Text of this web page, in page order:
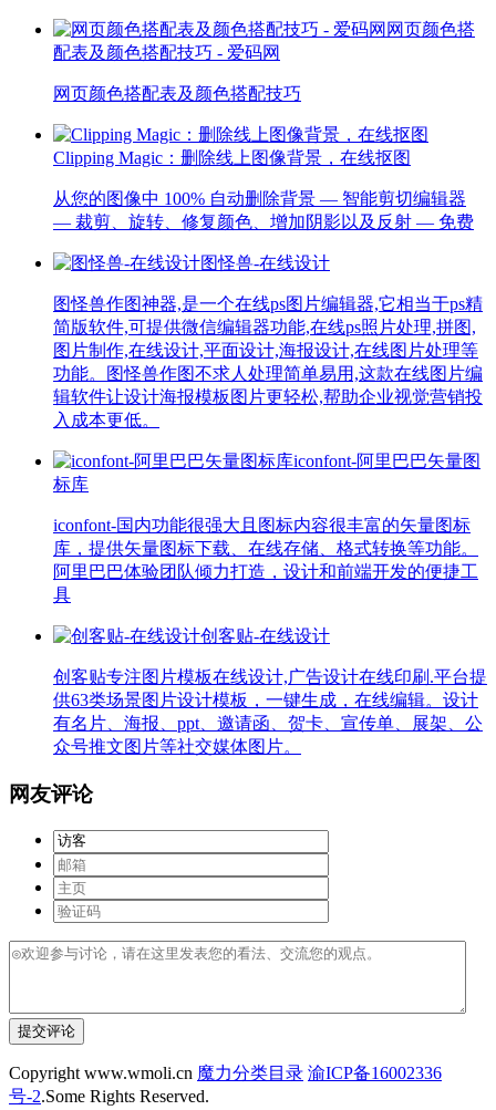
网页颜色搭
配表及颜色搭配技巧 - 爱码网
网页颜色搭配表及颜色搭配技巧
Clipping Magic：删除线上图像背景，在线抠图
从您的图像中 100% 自动删除背景 — 智能剪切编辑器
— 裁剪、旋转、修复颜色、增加阴影以及反射 — 免费
图怪兽-在线设计
图怪兽作图神器,是一个在线ps图片编辑器,它相当于ps精
简版软件,可提供微信编辑器功能,在线ps照片处理,拼图,
图片制作,在线设计,平面设计,海报设计,在线图片处理等
功能。图怪兽作图不求人处理简单易用,这款在线图片编
辑软件让设计海报模板图片更轻松,帮助企业视觉营销投
入成本更低。
iconfont-阿里巴巴矢量图
标库
iconfont-国内功能很强大且图标内容很丰富的矢量图标
库，提供矢量图标下载、在线存储、格式转换等功能。
阿里巴巴体验团队倾力打造，设计和前端开发的便捷工
具
创客贴-在线设计
创客贴专注图片模板在线设计,广告设计在线印刷.平台提
供63类场景图片设计模板，一键生成，在线编辑。设计
有名片、海报、ppt、邀请函、贺卡、宣传单、展架、公
众号推文图片等社交媒体图片。
网友评论
提交评论
Copyright www.wmoli.cn 魔力分类目录 渝ICP备16002336
号-2.Some Rights Reserved.